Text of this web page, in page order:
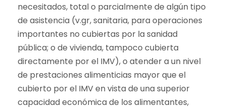
necesitados, total o parcialmente de algún tipo
de asistencia (v.gr, sanitaria, para operaciones
importantes no cubiertas por la sanidad
pública; o de vivienda, tampoco cubierta
directamente por el IMV), o atender a un nivel
de prestaciones alimenticias mayor que el
cubierto por el IMV en vista de una superior
capacidad económica de los alimentantes,